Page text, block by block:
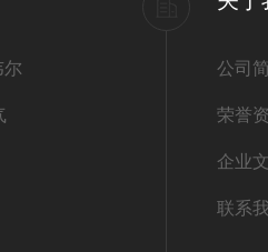
尔 公司
荣誉
企业
联系